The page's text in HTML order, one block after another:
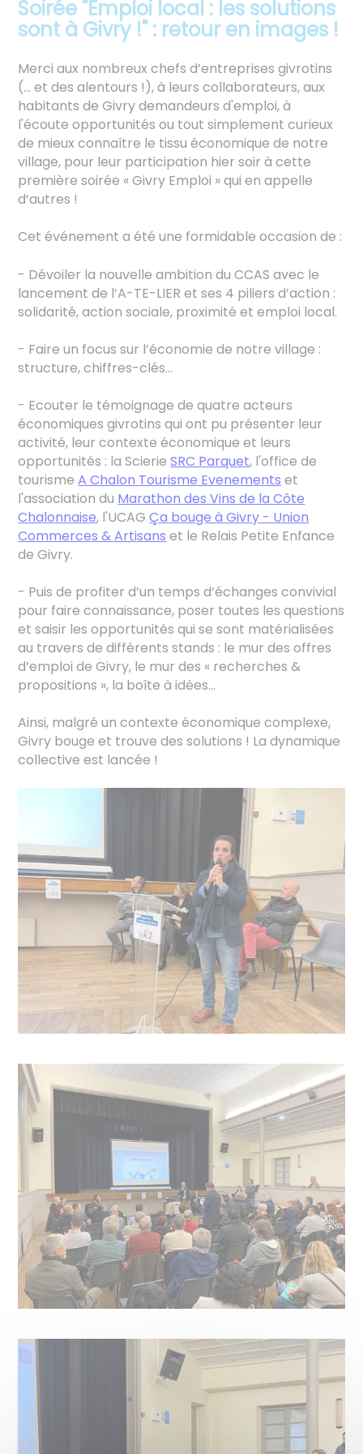
Soirée "Emploi local : les solutions
sont à Givry !" : retour en images !
Merci aux nombreux chefs d’entreprises givrotins
(… et des alentours !), à leurs collaborateurs, aux
habitants de Givry demandeurs d'emploi, à
l'écoute opportunités ou tout simplement curieux
de mieux connaître le tissu économique de notre
village, pour leur participation hier soir à cette
première soirée « Givry Emploi » qui en appelle
d’autres !
Cet événement a été une formidable occasion de :
- Dévoiler la nouvelle ambition du CCAS avec le
lancement de l’A-TE-LIER et ses 4 piliers d’action :
solidarité, action sociale, proximité et emploi local.
- Faire un focus sur l’économie de notre village :
structure, chiffres-clés…
- Ecouter le témoignage de quatre acteurs
économiques givrotins qui ont pu présenter leur
activité, leur contexte économique et leurs
opportunités : la ScierieSRC Parquet, l'office de
tourismeA Chalon Tourisme Evenements et
l'association du Marathon des Vins de la Côte
Chalonnaise, l'UCAGÇa bouge à Givry - Union
Commerces & Artisans et le Relais Petite Enfance
de Givry.
- Puis de profiter d’un temps d’échanges convivial
pour faire connaissance, poser toutes les questions
et saisir les opportunités qui se sont matérialisées
au travers de différents stands : le mur des offres
d’emploi de Givry, le mur des « recherches &
propositions », la boîte à idées…
Ainsi, malgré un contexte économique complexe,
Givry bouge et trouve des solutions ! La dynamique
collective est lancée !